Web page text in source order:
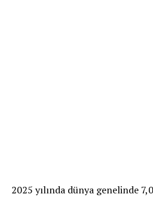
2025 yılında dünya genelinde